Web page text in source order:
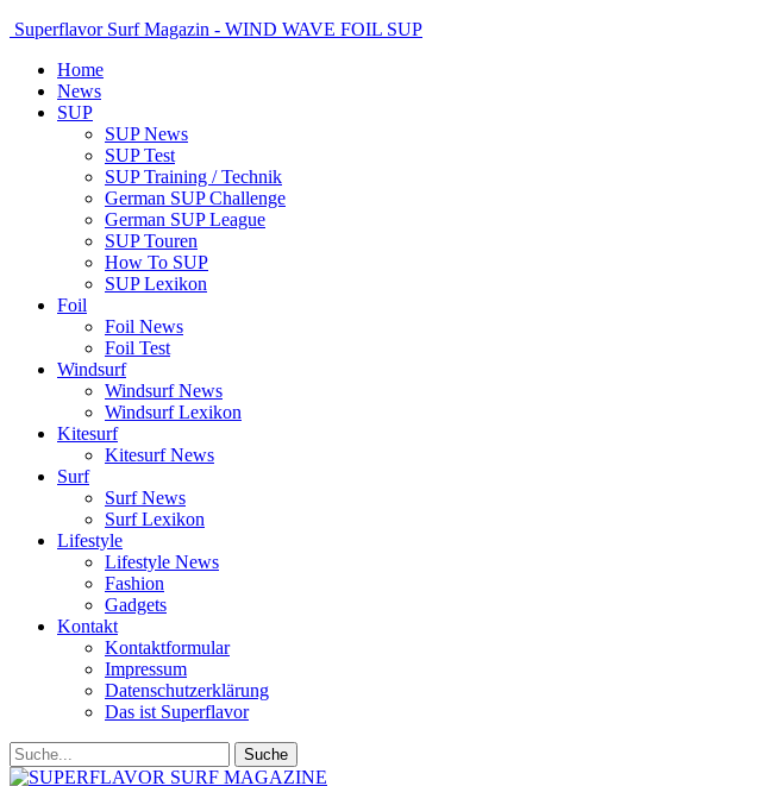
Superflavor Surf Magazin - WIND WAVE FOIL SUP
Home
News
SUP
SUP News
SUP Test
SUP Training / Technik
German SUP Challenge
German SUP League
SUP Touren
How To SUP
SUP Lexikon
Foil
Foil News
Foil Test
Windsurf
Windsurf News
Windsurf Lexikon
Kitesurf
Kitesurf News
Surf
Surf News
Surf Lexikon
Lifestyle
Lifestyle News
Fashion
Gadgets
Kontakt
Kontaktformular
Impressum
Datenschutzerklärung
Das ist Superflavor